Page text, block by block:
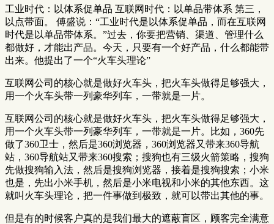
工业时代：以体系促单品 互联网时代：以单品带体系 第三，
以点带面。 傅盛说：“工业时代是以体系促单品，而在互联网
时代是以单品带体系。”过去，你要把营销、渠道、管理什么
都做好，才能出产品。今天，只要有一个好产品，什么都能带
出来。他提出了一个“火车头理论”
互联网公司的核心就是做好火车头，把火车头做得足够强大，
用一个火车头带一列豪华列车，一带就是一片。
互联网公司的核心就是做好火车头，把火车头做得足够强大，
用一个火车头带一列豪华列车，一带就是一片。比如，360先
做了360卫士，然后是360浏览器，360浏览器又带来360导航
站，360导航站又带来360搜索；搜狗也有三级火箭策略，搜狗
先做搜狗输入法，然后是搜狗浏览器，接着是搜狗搜索；小米
也是，先出小米手机，然后是小米电视和小米的其他东西。这
就叫火车头理论，把一件事做到极致，就可以带出其他的事。
但是有的时候客户真的是我们最大的遮蔽盲区，顾客完全满意